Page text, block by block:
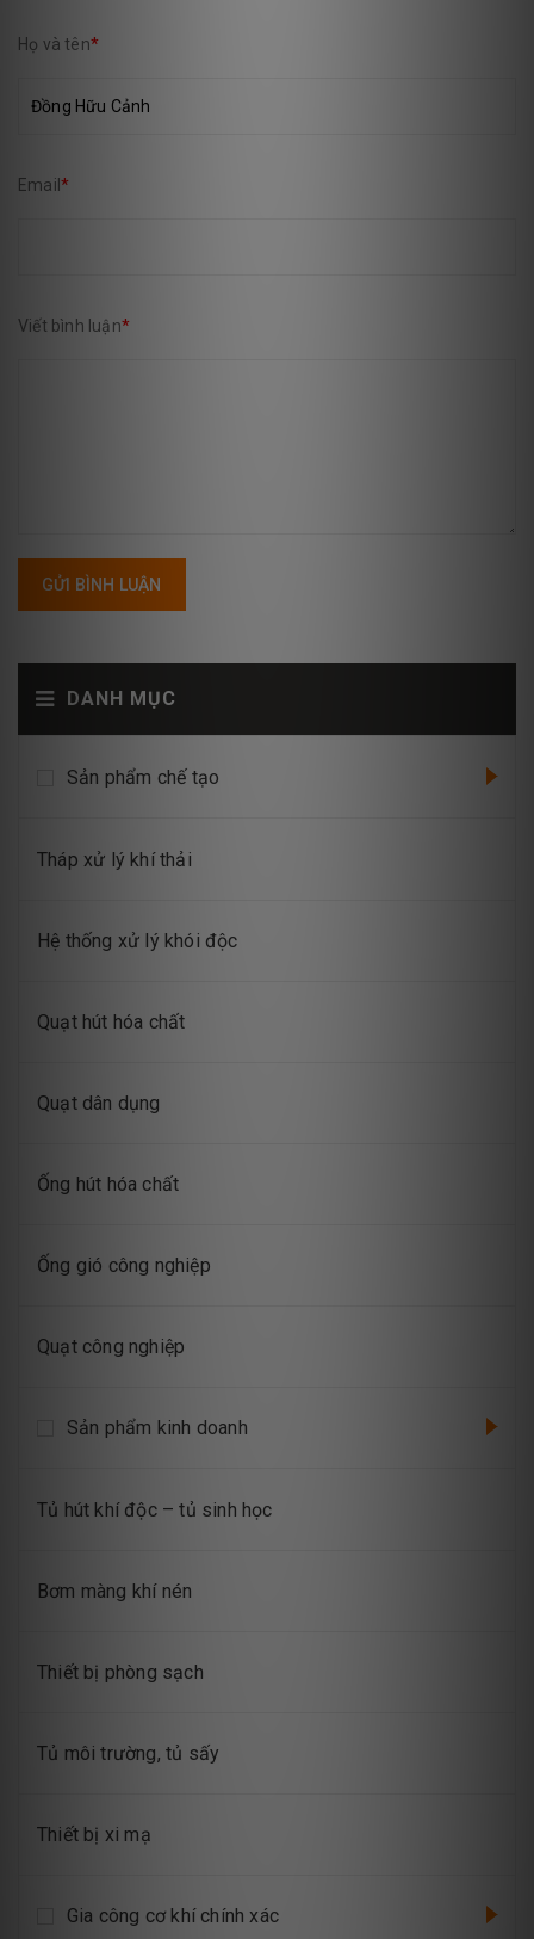
DANH MỤC
Sản phẩm chế tạo
Tháp xử lý khí thải
Hệ thống xử lý khói độc
Quạt hút hóa chất
Quạt dân dụng
Ống hút hóa chất
Ống gió công nghiệp
Quạt công nghiệp
Sản phẩm kinh doanh
Tủ hút khí độc – tủ sinh học
Bơm màng khí nén
Thiết bị phòng sạch
Tủ môi trường, tủ sấy
Thiết bị xi mạ
Gia công cơ khí chính xác
Họ và tên*
Email *
Viết bình luận*
GỬI BÌNH LUẬN